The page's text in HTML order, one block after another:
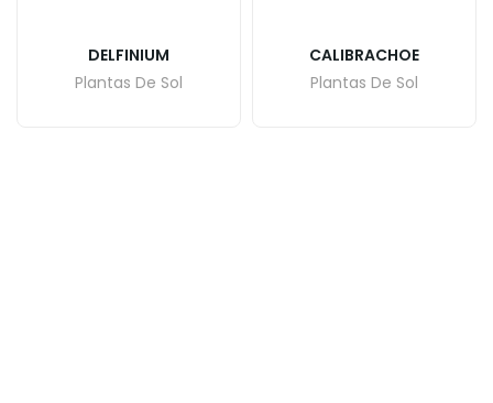
DELFINIUM
Plantas De Sol
CALIBRACHOE
Plantas De Sol